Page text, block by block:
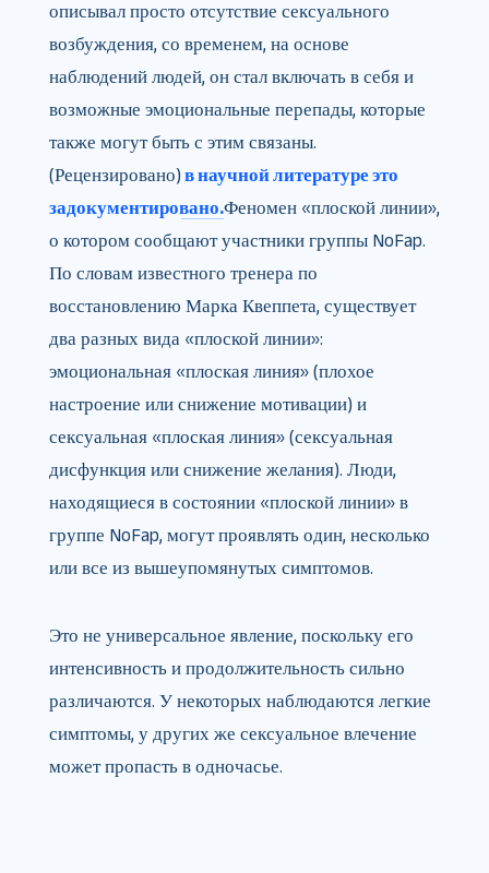
описывал просто отсутствие сексуального
возбуждения, со временем, на основе
наблюдений людей, он стал включать в себя и
возможные эмоциональные перепады, которые
также могут быть с этим связаны.
(Рецензировано) в научной литературе это
задокументировано.Феномен «плоской линии»,
о котором сообщают участники группы NoFap.
По словам известного тренера по
восстановлению Марка Квеппета, существует
два разных вида «плоской линии»:
эмоциональная «плоская линия» (плохое
настроение или снижение мотивации) и
сексуальная «плоская линия» (сексуальная
дисфункция или снижение желания). Люди,
находящиеся в состоянии «плоской линии» в
группе NoFap, могут проявлять один, несколько
или все из вышеупомянутых симптомов.
Это не универсальное явление, поскольку его
интенсивность и продолжительность сильно
различаются. У некоторых наблюдаются легкие
симптомы, у других же сексуальное влечение
может пропасть в одночасье.